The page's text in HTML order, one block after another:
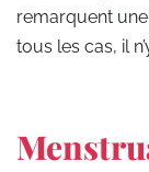
remarquent
tous les cas, il